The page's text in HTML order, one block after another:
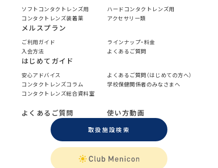
ソフトコンタクトレンズ用
ハードコンタクトレンズ用
コンタクトレンズ装着薬
アクセサリー類
メルスプラン
ご利用ガイド
ラインナップ・料金
入会方法
よくあるご質問
はじめてガイド
安心アドバイス
よくあるご質問（はじめての方へ）
コンタクトレンズコラム
学校保健関係者のみなさまへ
コンタクトレンズ総合資料室
よくあるご質問 使い方動画
取扱施設検索